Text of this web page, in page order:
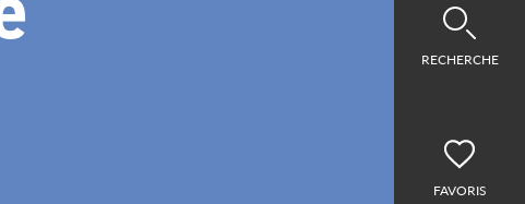
RECHERCHE
FAVORIS